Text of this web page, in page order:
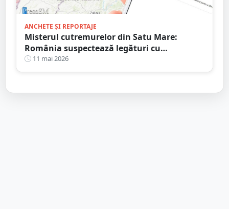
ANCHETE ȘI REPORTAJE
Misterul cutremurelor din Satu Mare:
România suspectează legături cu
exploatările din Ungaria și cere o anchetă
independentă
11 mai 2026